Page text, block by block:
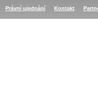
Právní ujednání Kontakt